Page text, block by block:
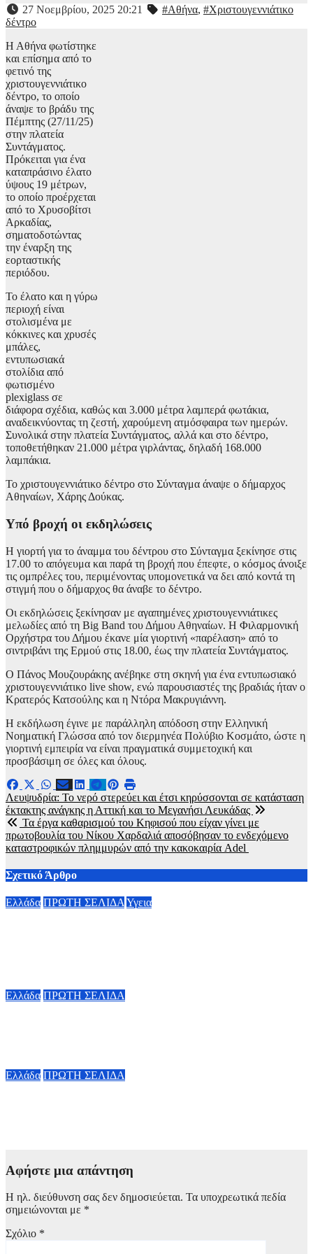
27 Νοεμβρίου, 2025 20:21 #Αθήνα, #Χριστουγεννιάτικο
δέντρο
Η Αθήνα φωτίστηκε
και επίσημα από το
φετινό της
χριστουγεννιάτικο
δέντρο, το οποίο
άναψε το βράδυ της
Πέμπτης (27/11/25)
στην πλατεία
Συντάγματος.
Πρόκειται για ένα
καταπράσινο έλατο
ύψους 19 μέτρων,
το οποίο προέρχεται
από το Χρυσοβίτσι
Αρκαδίας,
σηματοδοτώντας
την έναρξη της
εορταστικής
περιόδου.
Το έλατο και η γύρω
περιοχή είναι
στολισμένα με
κόκκινες και χρυσές
μπάλες,
εντυπωσιακά
στολίδια από
φωτισμένο
plexiglass σε
διάφορα σχέδια, καθώς και 3.000 μέτρα λαμπερά φωτάκια,
αναδεικνύοντας τη ζεστή, χαρούμενη ατμόσφαιρα των ημερών.
Συνολικά στην πλατεία Συντάγματος, αλλά και στο δέντρο,
τοποθετήθηκαν 21.000 μέτρα γιρλάντας, δηλαδή 168.000
λαμπάκια.
Το χριστουγεννιάτικο δέντρο στο Σύνταγμα άναψε ο δήμαρχος
Αθηναίων, Χάρης Δούκας.
Υπό βροχή οι εκδηλώσεις
Η γιορτή για το άναμμα του δέντρου στο Σύνταγμα ξεκίνησε στις
17.00 το απόγευμα και παρά τη βροχή που έπεφτε, ο κόσμος άνοιξε
τις ομπρέλες του, περιμένοντας υπομονετικά να δει από κοντά τη
στιγμή που ο δήμαρχος θα άναβε το δέντρο.
Οι εκδηλώσεις ξεκίνησαν με αγαπημένες χριστουγεννιάτικες
μελωδίες από τη Big Band του Δήμου Αθηναίων. Η Φιλαρμονική
Ορχήστρα του Δήμου έκανε μία γιορτινή «παρέλαση» από το
σιντριβάνι της Ερμού στις 18.00, έως την πλατεία Συντάγματος.
Ο Πάνος Μουζουράκης ανέβηκε στη σκηνή για ένα εντυπωσιακό
χριστουγεννιάτικο live show, ενώ παρουσιαστές της βραδιάς ήταν ο
Κρατερός Κατσούλης και η Ντόρα Μακρυγιάννη.
Η εκδήλωση έγινε με παράλληλη απόδοση στην Ελληνική
Νοηματική Γλώσσα από τον διερμηνέα Πολύβιο Κοσμάτο, ώστε η
γιορτινή εμπειρία να είναι πραγματικά συμμετοχική και
προσβάσιμη σε όλες και όλους.
Πλοήγηση
άρθρων
Λευψυδρία: Το νερό στερεύει και έτσι κηρύσσονται σε κατάσταση
έκτακτης ανάγκης η Αττική και το Μεγανήσι Λευκάδας
Τα έργα καθαρισμού του Κηφισού που είχαν γίνει με
πρωτοβουλία του Νίκου Χαρδαλιά αποσόβησαν το ενδεχόμενο
καταστροφικών πλημμυρών από την κακοκαιρία Adel
Σχετικό Άρθρο
Ελλάδα ΠΡΩΤΗ ΣΕΛΙΔΑ Υγεια
Ελλάδα ΠΡΩΤΗ ΣΕΛΙΔΑ
Ελλάδα ΠΡΩΤΗ ΣΕΛΙΔΑ
Αφήστε μια απάντηση
Η ηλ. διεύθυνση σας δεν δημοσιεύεται. Τα υποχρεωτικά πεδία
σημειώνονται με *
Σχόλιο *